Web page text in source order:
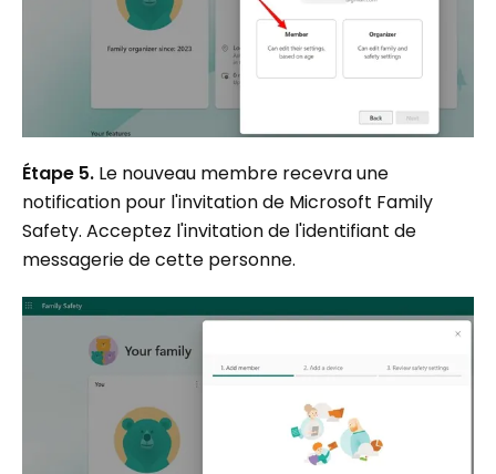
Étape 5. Le nouveau membre recevra une
notification pour l'invitation de Microsoft Family
Safety. Acceptez l'invitation de l'identifiant de
messagerie de cette personne.